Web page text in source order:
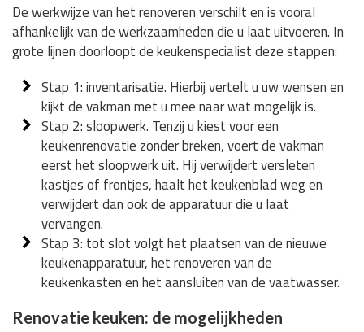
De werkwijze van het renoveren verschilt en is vooral
afhankelijk van de werkzaamheden die u laat uitvoeren. In
grote lijnen doorloopt de keukenspecialist deze stappen:
Stap 1: inventarisatie. Hierbij vertelt u uw wensen en
kijkt de vakman met u mee naar wat mogelijk is.
Stap 2: sloopwerk. Tenzij u kiest voor een
keukenrenovatie zonder breken, voert de vakman
eerst het sloopwerk uit. Hij verwijdert versleten
kastjes of frontjes, haalt het keukenblad weg en
verwijdert dan ook de apparatuur die u laat
vervangen.
Stap 3: tot slot volgt het plaatsen van de nieuwe
keukenapparatuur, het renoveren van de
keukenkasten en het aansluiten van de vaatwasser.
Renovatie keuken: de mogelijkheden